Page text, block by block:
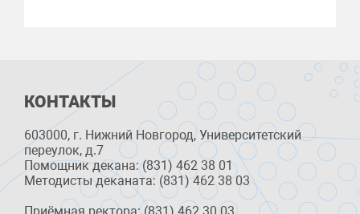
КОНТАКТЫ
603000, г. Нижний Новгород, Университетский
переулок, д.7
Помощник декана: (831) 462 38 01
Методисты деканата: (831) 462 38 03